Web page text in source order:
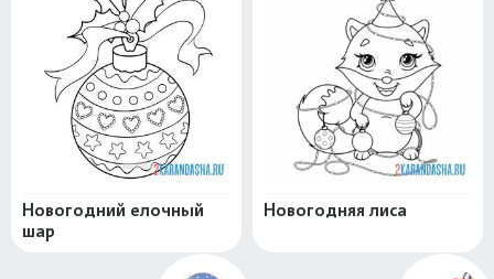
Новогодний елочный
шар
Новогодняя лиса